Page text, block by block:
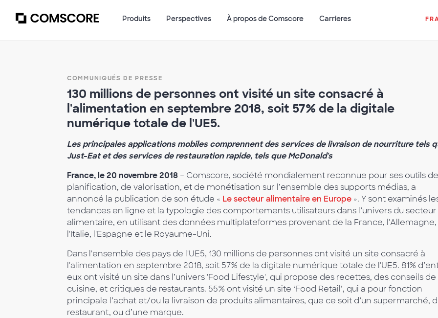
Produits Perspectives À propos de Comscore Carrieres
COMMUNIQUÉS DE PRESSE
130 millions de personnes ont visité un site consacré à
l'alimentation en septembre 2018, soit 57% de la digitale
numérique totale de l'UE5.
Les principales applications mobiles comprennent des services de livraison de nourriture tels
Just-Eat et des services de restauration rapide, tels que McDonald's
France, le 20 novembre 2018 – Comscore, société mondialement reconnue pour ses outils de
planification, de valorisation, et de monétisation sur l’ensemble des supports médias, a
annoncé la publication de son étude « Le secteur alimentaire en Europe ». Y sont examinés
tendances en ligne et la typologie des comportements utilisateurs dans l’univers du secteur
alimentaire, en utilisant des données multiplateformes provenant de la France, l'Allemagne,
l'Italie, l'Espagne et le Royaume-Uni.
Dans l'ensemble des pays de l'UE5, 130 millions de personnes ont visité un site consacré à
l'alimentation en septembre 2018, soit 57% de la digitale numérique totale de l'UE5. 81%
eux ont visité un site dans l’univers 'Food Lifestyle', qui propose des recettes, des conseils de
cuisine, et critiques de restaurants. 55% ont visité un site ‘Food Retail’, qui a pour fonction
principale l’achat et/ou la livraison de produits alimentaires, que ce soit d’un supermarché,
restaurant, ou d’une marque.